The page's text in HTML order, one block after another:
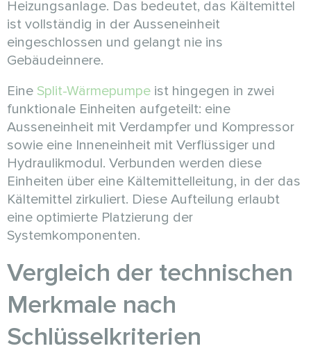
Heizungsanlage. Das bedeutet, das Kältemittel
ist vollständig in der Ausseneinheit
eingeschlossen und gelangt nie ins
Gebäudeinnere.
Eine Split-Wärmepumpe ist hingegen in zwei
funktionale Einheiten aufgeteilt: eine
Ausseneinheit mit Verdampfer und Kompressor
sowie eine Inneneinheit mit Verflüssiger und
Hydraulikmodul. Verbunden werden diese
Einheiten über eine Kältemittelleitung, in der das
Kältemittel zirkuliert. Diese Aufteilung erlaubt
eine optimierte Platzierung der
Systemkomponenten.
Vergleich der technischen
Merkmale nach
Schlüsselkriterien